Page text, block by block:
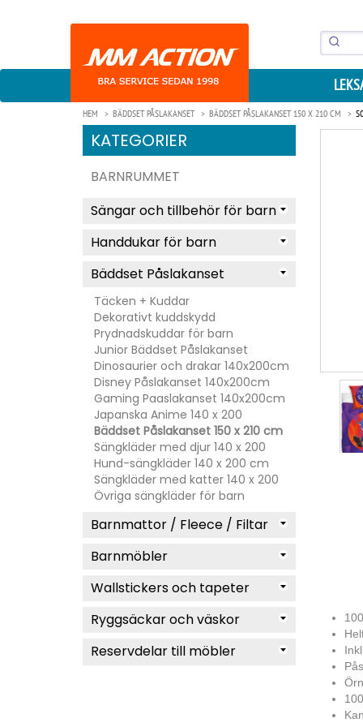
HEM BÄDDSET PÅSLAKANSET BÄDDSET PÅSLAKANSET 150 X 210 CM
KATEGORIER
BARNRUMMET
Sängar och tillbehör för barn
Handdukar för barn
Bäddset Påslakanset
Täcken + Kuddar
Dekorativt kuddskydd
Prydnadskuddar för barn
Junior Bäddset Påslakanset
Dinosaurier och drakar 140x200cm
Disney Påslakanset 140x200cm
Gaming Paaslakanset 140x200cm
Japanska Anime 140 x 200
Bäddset Påslakanset 150 x 210 cm
Sängkläder med djur 140 x 200
Hund-sängkläder 140 x 200 cm
Sängkläder med katter 140 x 200
Övriga sängkläder för barn
Barnmattor / Fleece / Filtar
Barnmöbler
Wallstickers och tapeter
Ryggsäckar och väskor
Reservdelar till möbler